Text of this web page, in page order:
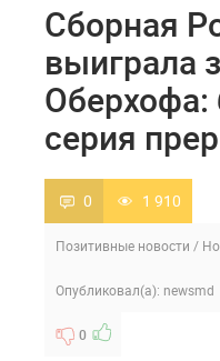
Сборная
выиграла
Оберхофа:
серия
0 1 910
Позитивные новости /
Опубликовал(а): newsmd
0